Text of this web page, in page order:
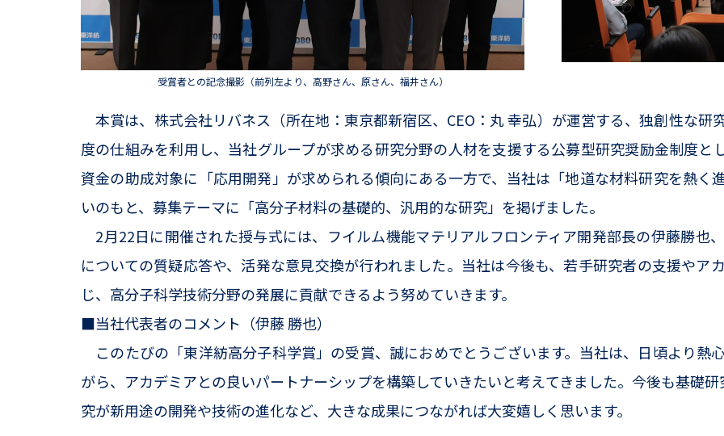
受賞者との記念撮影（前列左より、高野さん、原さん、福井さん）
本賞は、株式会社リバネス（所在地：東京都新宿区、CEO：丸 幸弘）が運営する、独創性な研
度の仕組みを利用し、当社グループが求める研究分野の人材を支援する公募型研究奨励金制度と
資金の助成対象に「応用開発」が求められる傾向にある一方で、当社は「地道な材料研究を熱く
いのもと、募集テーマに「高分子材料の基礎的、汎用的な研究」を掲げました。
2月22日に開催された授与式には、フイルム機能マテリアルフロンティア開発部長の伊藤勝也
についての質疑応答や、活発な意見交換が行われました。当社は今後も、若手研究者の支援やア
じ、高分子科学技術分野の発展に貢献できるよう努めていきます。
■当社代表者のコメント（伊藤 勝也）
このたびの「東洋紡高分子科学賞」の受賞、誠におめでとうございます。当社は、日頃より熱
がら、アカデミアとの良いパートナーシップを構築していきたいと考えてきました。今後も基礎
究が新用途の開発や技術の進化など、大きな成果につながれば大変嬉しく思います。